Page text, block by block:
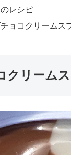
レシピ
ョコクリーム
リームス